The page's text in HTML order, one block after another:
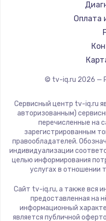
Замена
Ремонт
Замена
Оплата
© tv-iq.ru 2026 —
Сервисный центр tv-iq.ru
авторизованным)
перечисленные на
зарегистрированным
правообладателей.
индивидуализации
целью информирования
услугах в отношении
Сайт tv-iq.ru, а также вся
предоставленная на
информационный
является публичной